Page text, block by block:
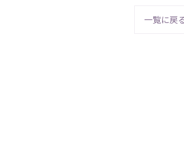
一覧に戻